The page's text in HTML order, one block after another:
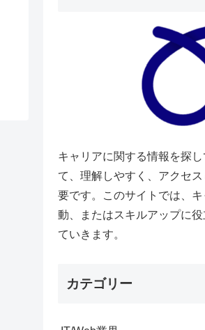
キャリアに関する情報を探
て、理解しやすく、アクセ
要です。このサイトでは、
動、またはスキルアップに
ていきます。
カテゴリー